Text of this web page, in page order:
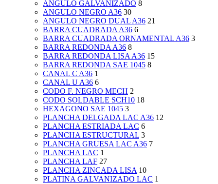
ANGULO GALVANIZADO 8
ANGULO NEGRO A36 30
ANGULO NEGRO DUAL A36 21
BARRA CUADRADA A36 6
BARRA CUADRADA ORNAMENTAL A36 3
BARRA REDONDA A36 8
BARRA REDONDA LISA A36 15
BARRA REDONDA SAE 1045 8
CANAL C A36 1
CANAL U A36 6
CODO F. NEGRO MECH 2
CODO SOLDABLE SCH10 18
HEXAGONO SAE 1045 3
PLANCHA DELGADA LAC A36 12
PLANCHA ESTRIADA LAC 6
PLANCHA ESTRUCTURAL 3
PLANCHA GRUESA LAC A36 7
PLANCHA LAC 1
PLANCHA LAF 27
PLANCHA ZINCADA LISA 10
PLATINA GALVANIZADO LAC 1